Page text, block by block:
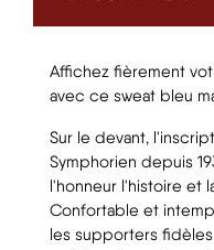
Affichez fièrement
avec ce sweat bleu
Sur le devant,
Symphorien depuis
l'honneur l'histoire et
Confortable et
les supporters